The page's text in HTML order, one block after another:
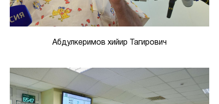
Абдулкеримов хийир Тагирович